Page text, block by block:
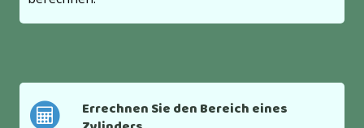
Errechnen Sie den Bereich eines